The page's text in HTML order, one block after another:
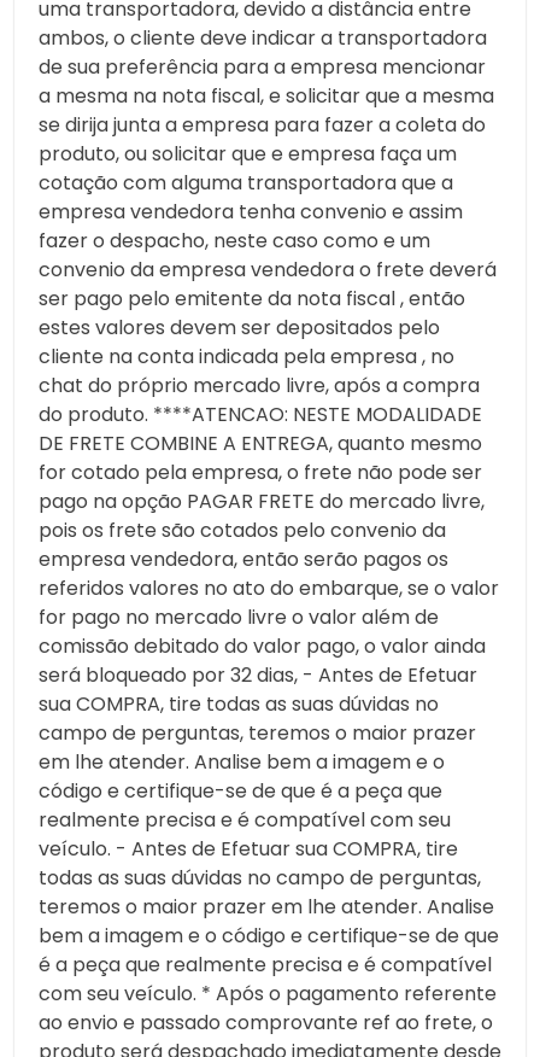
uma transportadora, devido a distância entre
ambos, o cliente deve indicar a transportadora
de sua preferência para a empresa mencionar
a mesma na nota fiscal, e solicitar que a mesma
se dirija junta a empresa para fazer a coleta do
produto, ou solicitar que e empresa faça um
cotação com alguma transportadora que a
empresa vendedora tenha convenio e assim
fazer o despacho, neste caso como e um
convenio da empresa vendedora o frete deverá
ser pago pelo emitente da nota fiscal , então
estes valores devem ser depositados pelo
cliente na conta indicada pela empresa , no
chat do próprio mercado livre, após a compra
do produto. ****ATENCAO: NESTE MODALIDADE
DE FRETE COMBINE A ENTREGA, quanto mesmo
for cotado pela empresa, o frete não pode ser
pago na opção PAGAR FRETE do mercado livre,
pois os frete são cotados pelo convenio da
empresa vendedora, então serão pagos os
referidos valores no ato do embarque, se o valor
for pago no mercado livre o valor além de
comissão debitado do valor pago, o valor ainda
será bloqueado por 32 dias, - Antes de Efetuar
sua COMPRA, tire todas as suas dúvidas no
campo de perguntas, teremos o maior prazer
em lhe atender. Analise bem a imagem e o
código e certifique-se de que é a peça que
realmente precisa e é compatível com seu
veículo. - Antes de Efetuar sua COMPRA, tire
todas as suas dúvidas no campo de perguntas,
teremos o maior prazer em lhe atender. Analise
bem a imagem e o código e certifique-se de que
é a peça que realmente precisa e é compatível
com seu veículo. * Após o pagamento referente
ao envio e passado comprovante ref ao frete, o
produto será despachado imediatamente desde